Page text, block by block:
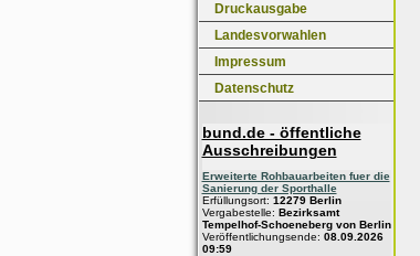
Druckausgabe
Landesvorwahlen
Impressum
Datenschutz
bund.de - öffentliche
Ausschreibungen
Erweiterte Rohbauarbeiten fuer die
Sanierung der Sporthalle
Erfüllungsort: 12279 Berlin
Vergabestelle: Bezirksamt
Tempelhof-Schoeneberg von Berlin
Veröffentlichungsende: 08.09.2026
09:59